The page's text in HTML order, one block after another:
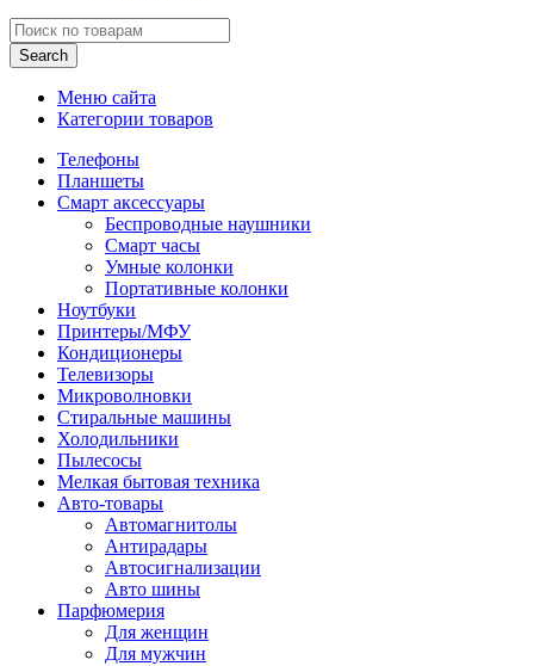
Search
Меню сайта
Категории товаров
Телефоны
Планшеты
Смарт аксессуары
Беспроводные наушники
Смарт часы
Умные колонки
Портативные колонки
Ноутбуки
Принтеры/МФУ
Кондиционеры
Телевизоры
Микроволновки
Стиральные машины
Холодильники
Пылесосы
Мелкая бытовая техника
Авто-товары
Автомагнитолы
Антирадары
Автосигнализации
Авто шины
Парфюмерия
Для женщин
Для мужчин